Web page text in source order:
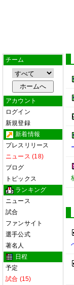
チーム
アカウント
ログイン
新規登録
新着情報
プレスリリース
ニュース (18)
ブログ
トピックス
ランキング
ニュース
試合
ファンサイト
選手公式
著名人
日程
予定
試合 (15)